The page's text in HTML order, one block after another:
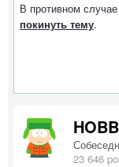
В противном
покинуть тему.
23 646